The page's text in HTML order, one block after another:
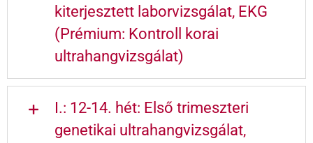
kiterjesztett laborvizsgálat, EKG
(Prémium: Kontroll korai
ultrahangvizsgálat)
I.: 12-14. hét: Első trimeszteri
genetikai ultrahangvizsgálat,